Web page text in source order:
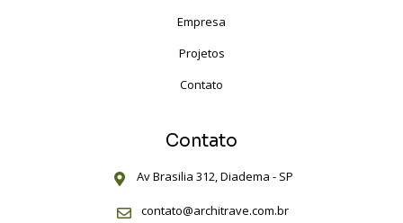
Empresa
Projetos
Contato
Contato
Av Brasilia 312, Diadema - SP
contato@architrave.com.br